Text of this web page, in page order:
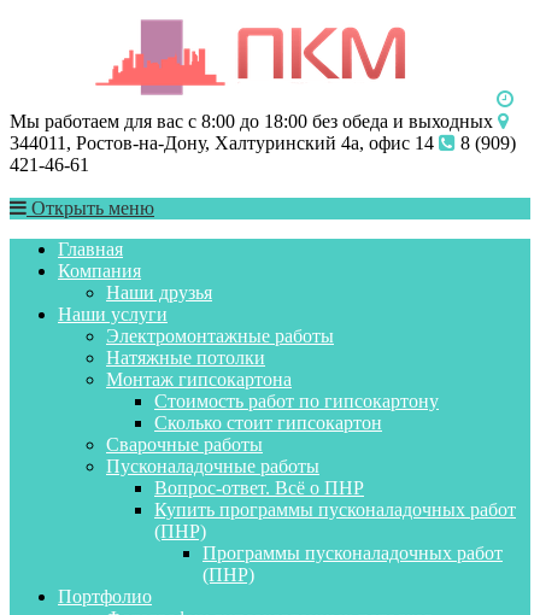
Мы работаем для вас с 8:00 до 18:00 без обеда и выходных
344011, Ростов-на-Дону, Халтуринский 4а, офис 14
8 (909)
421-46-61
Открыть меню
Главная
Компания
Наши друзья
Наши услуги
Электромонтажные работы
Натяжные потолки
Монтаж гипсокартона
Стоимость работ по гипсокартону
Сколько стоит гипсокартон
Сварочные работы
Пусконаладочные работы
Вопрос-ответ. Всё о ПНР
Купить программы пусконаладочных работ
(ПНР)
Программы пусконаладочных работ
(ПНР)
Портфолио